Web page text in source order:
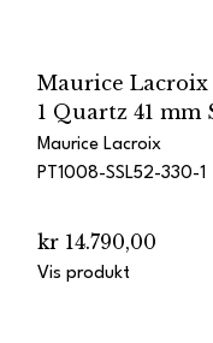
Maurice Lacroix
1 Quartz 41 mm
Maurice Lacroix
PT1008-SSL52-330-1
kr 14.790,00
Vis produkt